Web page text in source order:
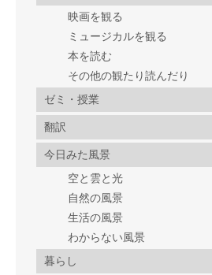
映画を観る
ミュージカルを観る
本を読む
その他の観たり読んだり
ゼミ・授業
翻訳
今日みた風景
空と雲と光
自然の風景
生活の風景
わからない風景
暮らし